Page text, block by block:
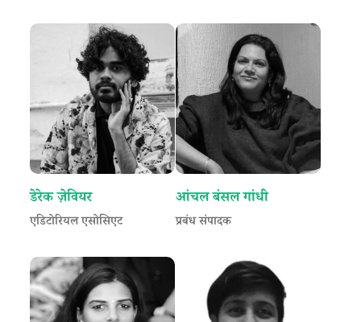
डेरेक ज़ेवियर
एडिटोरियल एसोसिएट
आंचल बंसल गांधी
प्रबंध संपादक